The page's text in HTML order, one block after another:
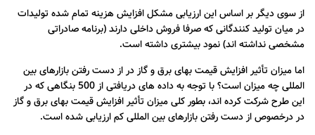
از سوی دیگر بر اساس این ارزیابی مشکل افزایش هزینه تمام شده تولیدات
در میان تولید کنندگانی که صرفا فروش داخلی دارند (برنامه صادراتی
مشخصی نداشته اند) نمود بیشتری داشته است.
اما میزان تأثیر افزایش قیمت بهای برق و گاز در از دست رفتن بازارهای بین
المللی چه میزان است؟ با توجه به داده های دریافتی از 500 بنگاهی که در
این طرح شرکت کرده اند، بطور کلی میزان تأثیر افزایش قیمت بهای برق و گاز
در درخصوص از دست رفتن بازارهای بین المللی کم ارزیابی شده است.